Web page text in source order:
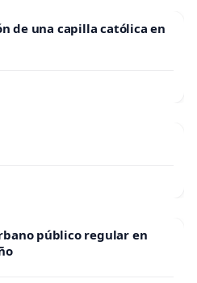
de una capilla católica en
público regular en